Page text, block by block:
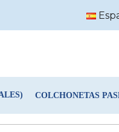
COLCHONETAS